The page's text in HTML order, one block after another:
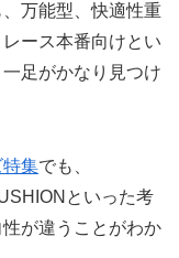
万能型、快適性重
ース本番向けとい
足がかなり見つけ
集でも、
といった考
が違うことがわか